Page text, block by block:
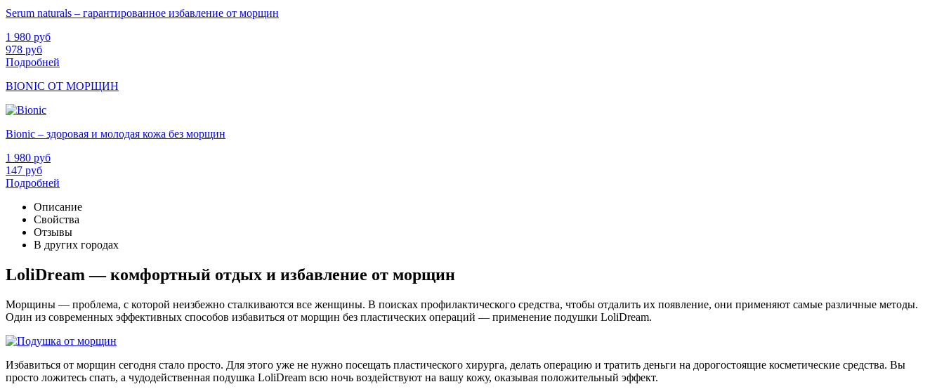
Serum naturals – гарантированное избавление от морщин
1 980 руб
978 руб
Подробней
BIONIC ОТ МОРЩИН
Bionic – здоровая и молодая кожа без морщин
1 980 руб
147 руб
Подробней
Описание
Свойства
Отзывы
В других городах
LoliDream — комфортный отдых и избавление от морщин
Морщины — проблема, с которой неизбежно сталкиваются все женщины. В поисках профилактического средства, чтобы отдалить их появление, они применяют самые различные методы.
Один из современных эффективных способов избавиться от морщин без пластических операций — применение подушки LoliDream.
Избавиться от морщин сегодня стало просто. Для этого уже не нужно посещать пластического хирурга, делать операцию и тратить деньги на дорогостоящие косметические средства. Вы
просто ложитесь спать, а чудодейственная подушка LoliDream всю ночь воздействуют на вашу кожу, оказывая положительный эффект.